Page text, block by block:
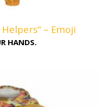
– Emoji
HANDS.